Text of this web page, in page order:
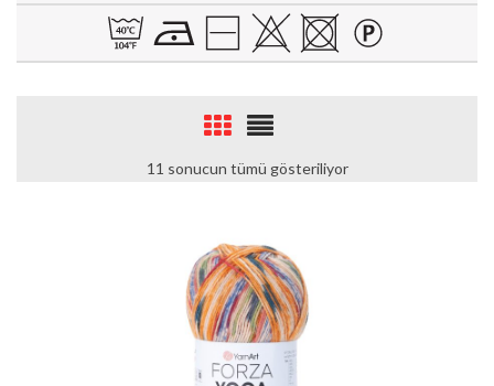
11 sonucun tümü gösteriliyor